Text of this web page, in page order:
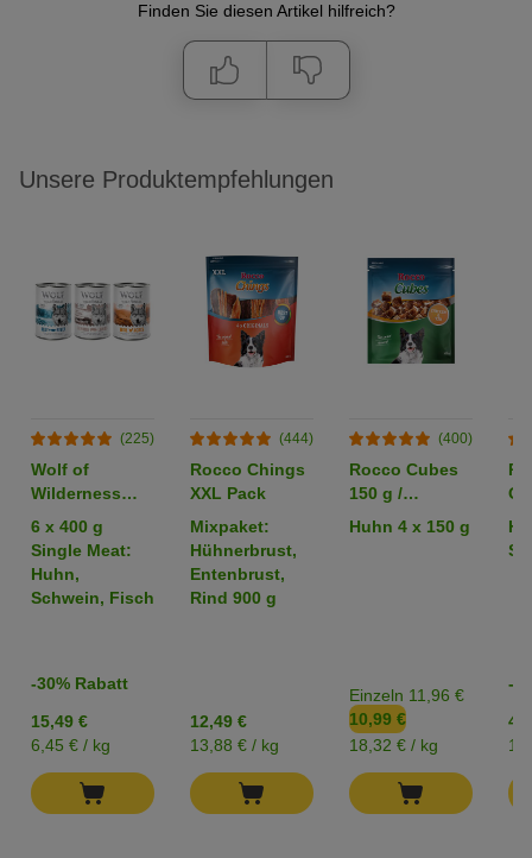
Finden Sie diesen Artikel hilfreich?
Unsere Produktempfehlungen
(225)
Wolf of
Wilderness
Adult -
Mixpaket
6 x 400 g
Single Meat:
Huhn,
Schwein, Fisch
-30% Rabatt
15,49 €
6,45 € / kg
(444)
Rocco Chings
XXL Pack
Mixpaket:
Hühnerbrust,
Entenbrust,
Rind 900 g
12,49 €
13,88 € / kg
(400)
Rocco Cubes
150 g /
Sparpaket %
Huhn 4 x 150 g
Einzeln 11,96 €
10,99 €
18,32 € / kg
-